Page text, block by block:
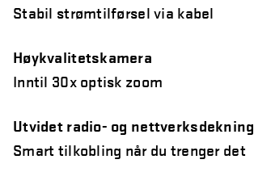
Stabil strømtilførsel via kabel
Høykvalitetskamera
Inntil 30x optisk zoom
Utvidet radio- og nettverksdekning
Smart tilkobling når du trenger det